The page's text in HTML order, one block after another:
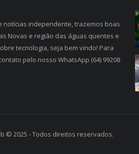
notícias independente, trazemos boas
Novas e região das águas quentes e
tecnologia, seja bem vindo! Para
pelo nosso WhatsApp (64) 99208
© 2025 - Todos direitos reservados.